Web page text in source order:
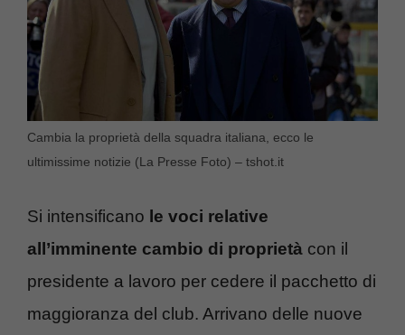
Cambia la proprietà della squadra italiana, ecco le
ultimissime notizie (La Presse Foto) – tshot.it
Si intensificano le voci relative
all’imminente cambio di proprietà con il
presidente a lavoro per cedere il pacchetto di
maggioranza del club. Arrivano delle nuove